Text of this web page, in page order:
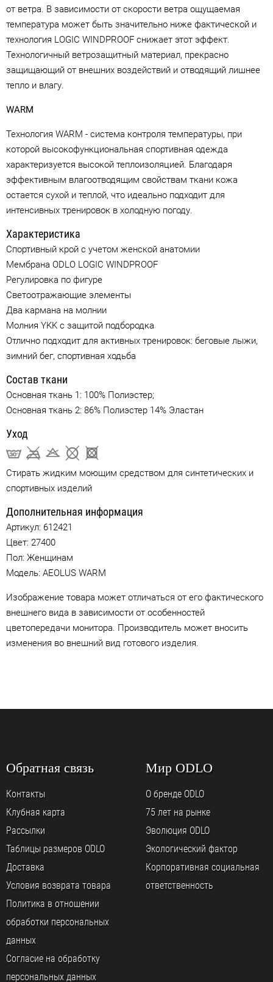
от ветра. В зависимости от скорости ветра ощущаемая
температура может быть значительно ниже фактической и
технология LOGIC WINDPROOF снижает этот эффект.
Технологичный ветрозащитный материал, прекрасно
защищающий от внешних воздействий и отводящий лишнее
тепло и влагу.
WARM
Технология WARM - система контроля температуры, при
которой высокофункциональная спортивная одежда
характеризуется высокой теплоизоляцией. Благодаря
эффективным влагоотводящим свойствам ткани кожа
остается сухой и теплой, что идеально подходит для
интенсивных тренировок в холодную погоду.
Характеристика
Спортивный крой c учетом женской анатомии
Мембрана ODLO LOGIC WINDPROOF
Регулировка по фигуре
Светоотражающие элементы
Два кармана на молнии
Молния YKK с защитой подбородка
Отлично подходит для активных тренировок: беговые лыжи,
зимний бег, спортивная ходьба
Состав ткани
Основная ткань 1: 100% Полиэстер;
Основная ткань 2: 86% Полиэстер 14% Эластан
Уход
Стирать жидким моющим средством для синтетических и
спортивных изделий
Дополнительная информация
Артикул: 612421
Цвет: 27400
Пол: Женщинам
Модель: AEOLUS WARM
Изображение товара может отличаться от его фактического
внешнего вида в зависимости от особенностей
цветопередачи монитора. Производитель может вносить
изменения во внешний вид готового изделия.
Обратная связь
Контакты
Клубная карта
Рассылки
Таблицы размеров ODLO
Доставка
Условия возврата товара
Политика в отношении
обработки персональных
данных
Согласие на обработку
персональных данных
Мир ODLO
О бренде ODLO
75 лет на рынке
Эволюция ODLO
Экологический фактор
Корпоративная социальная
ответственность